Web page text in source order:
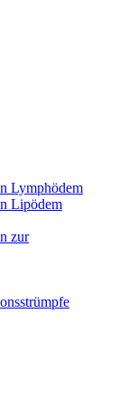
Lymphödem
Lipödem
zur